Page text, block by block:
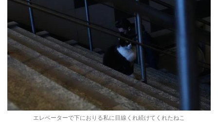
エレベーターで下におりる私に目線くれ続けてくれたねこ